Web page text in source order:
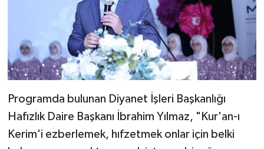
Programda bulunan Diyanet İşleri Başkanlığı
Hafızlık Daire Başkanı İbrahim Yılmaz, "Kur'an-ı
Kerim'i ezberlemek, hıfzetmek onlar için belki
Iğdır Müftülüğü
Isparta Müftülüğü
İstanbul Müftülüğü
İzmir Müftülüğü